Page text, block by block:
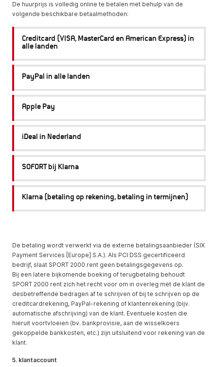
De huurprijs is volledig online te betalen met behulp van de
volgende beschikbare betaalmethoden:
Creditcard (VISA, MasterCard en American Express) in
alle landen
PayPal in alle landen
Apple Pay
iDeal in Nederland
SOFORT bij Klarna
Klarna (betaling op rekening, betaling in termijnen)
De betaling wordt verwerkt via de externe betalingsaanbieder (SIX
Payment Services [Europe] S.A.). Als PCI DSS gecertificeerd
bedrijf, slaat SPORT 2000 rent geen betalingsgegevens op.
Bij een latere bijkomende boeking of terugbetaling behoudt
SPORT 2000 rent zich het recht voor om in overleg met de klant de
desbetreffende bedragen af te schrijven of bij te schrijven op de
creditcardrekening, PayPal-rekening of klantenrekening (bijv.
automatische afschrijving) van de klant. Eventuele kosten die
hieruit voortvloeien (bv. bankprovisie, aan de wisselkoers
gekoppelde bankkosten, etc.) zijn uitsluitend voor rekening van de
klant.
5. klantaccount